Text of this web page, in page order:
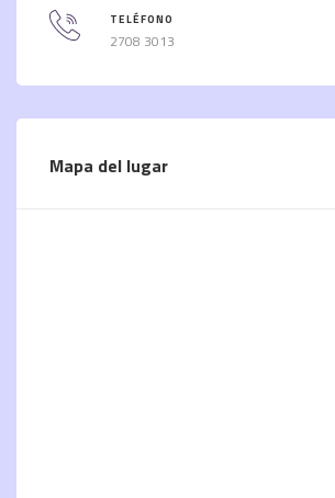
TELÉFONO
2708 3013
Mapa del lugar